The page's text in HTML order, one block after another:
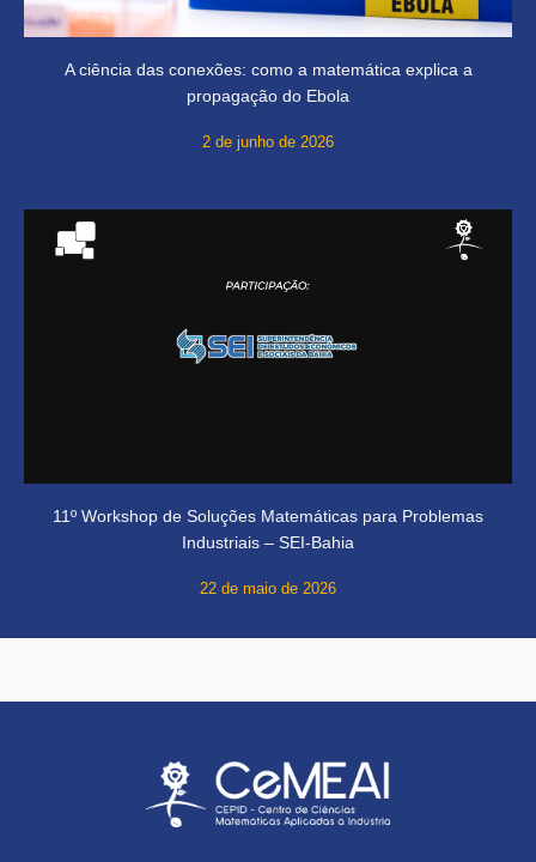
A ciência das conexões: como a matemática explica a
propagação do Ebola
2 de junho de 2026
11º Workshop de Soluções Matemáticas para Problemas
Industriais – SEI-Bahia
22 de maio de 2026